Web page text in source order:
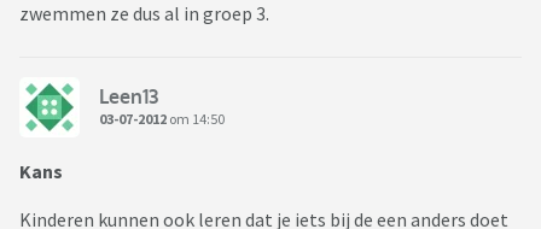
zwemmen ze dus al in groep 3.
Leen13
03-07-2012 om 14:50
Kans
Kinderen kunnen ook leren dat je iets bij de een anders doet